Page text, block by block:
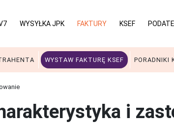
WYSYŁKA JPK FAKTURY KSEF
WYSTAW FAKTURĘ KSEF PORADNIKI
i